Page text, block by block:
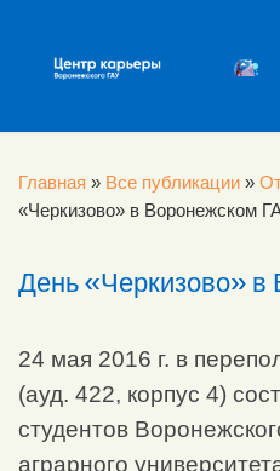
Главная » Все публикации »
«Черкизово» в Воронежском
День «Черкизово»
24 мая 2016 г. в
(ауд. 422, корпус 4)
студентов
аграрного